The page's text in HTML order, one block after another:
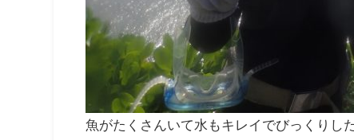
魚がたくさんいて水もキレイでびっくり